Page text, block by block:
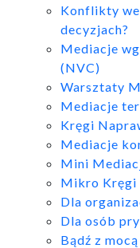
Konflikty
decyzjach?
Mediacje
(NVC)
Warsztaty
Mediacje
Kręgi
Mediacje
Mini
Mikro Kręgi
Dla
Dla osób
Bądź z